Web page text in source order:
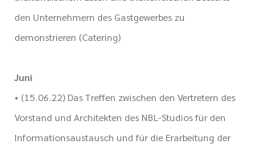
den Unternehmern des Gastgewerbes zu
demonstrieren (Catering)
Juni
• (15.06.22) Das Treffen zwischen den Vertretern des
Vorstand und Architekten des NBL-Studios für den
Informationsaustausch und für die Erarbeitung der